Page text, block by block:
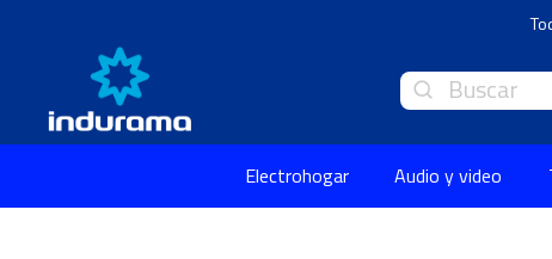
Buscar
Electrohogar Audio y video